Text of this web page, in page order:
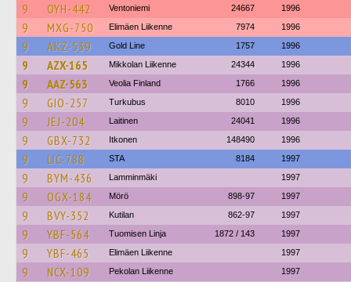
9 OYH-442 Ventoniemi 24667 1996
9 MXG-750 Elimäen Liikenne 7974 1996
9 AKZ-539 Gold Line 1757 1996
9 AZX-165 Mikkolan Liikenne 24344 1996
9 AAZ-563 Veolia Finland 1766 1996
9 GIO-257 Turkubus 8010 1996
9 JEJ-204 Laitinen 24041 1996
9 GBX-732 Itkonen 148490 1996
9 LIC-788 STA 8184 1997
9 BYM-436 Lamminmäki 1997
9 OGX-184 Mörö 898-97 1997
9 BVY-352 Kutilan 862-97 1997
9 YBF-564 Tuomisen Linja 1872 / 143 1997
9 YBF-465 Elimäen Liikenne 1997
9 NCX-109 Pekolan Liikenne 1997